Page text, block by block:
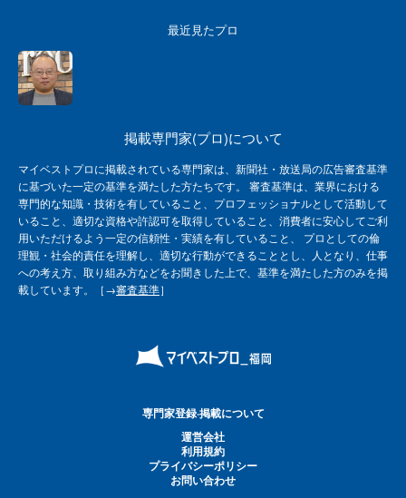
最近見たプロ
掲載専門家(プロ)について
マイベストプロに掲載されている専門家は、新聞社・放送局の広告審査基準
に基づいた一定の基準を満たした方たちです。 審査基準は、業界における
専門的な知識・技術を有していること、プロフェッショナルとして活動して
いること、適切な資格や許認可を取得していること、消費者に安心してご利
用いただけるよう一定の信頼性・実績を有していること、 プロとしての倫
理観・社会的責任を理解し、適切な行動ができることとし、人となり、仕事
への考え方、取り組み方などをお聞きした上で、基準を満たした方のみを掲
載しています。［→審査基準］
専門家登録·掲載について
運営会社
利用規約
プライバシーポリシー
お問い合わせ